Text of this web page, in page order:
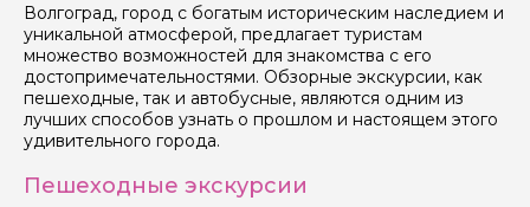
Волгоград, город с богатым историческим наследием и
уникальной атмосферой, предлагает туристам
множество возможностей для знакомства с его
достопримечательностями. Обзорные экскурсии, как
пешеходные, так и автобусные, являются одним из
лучших способов узнать о прошлом и настоящем этого
удивительного города.
Пешеходные экскурсии